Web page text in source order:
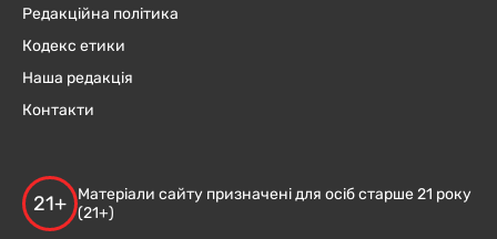
Редакційна політика
Кодекс етики
Наша редакція
Контакти
21+
Матеріали сайту призначені для осіб старше 21 року
(21+)